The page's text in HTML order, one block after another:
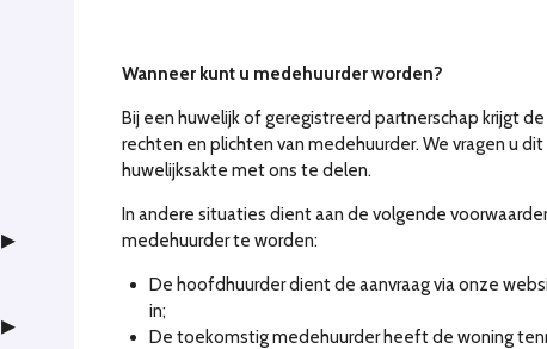
Wanneer kunt u medehuurder worden?
Bij een huwelijk of geregistreerd partnerschap krijgt
rechten en plichten van medehuurder. We vragen u
huwelijksakte met ons te delen.
In andere situaties dient aan de volgende
medehuurder te worden:
De hoofdhuurder dient de aanvraag via onze
in;
De toekomstig medehuurder heeft de woning